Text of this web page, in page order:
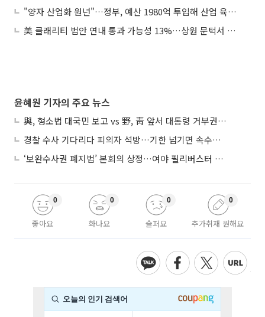
"양자 산업화 원년"…정부, 예산 1980억 투입해 산업 육성한다
美 클래리티 법안 연내 통과 가능성 13%…상원 문턱서 제동
윤혜원 기자의 주요 뉴스
與, 형소법 대국민 보고 vs 野, 靑 앞서 대통령 거부권 촉구
경찰 수사 기다리다 피의자 석방…기한 넘기면 속수무책
‘보완수사권 폐지법’ 본회의 상정…여야 필리버스터 대치
좋아요
0
화나요
0
슬퍼요
0
추가취재 원해요
0